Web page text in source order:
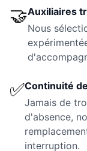
🤝Auxiliaires
Nous
✅Continuité
Jamais de
d'absence,
interruption.